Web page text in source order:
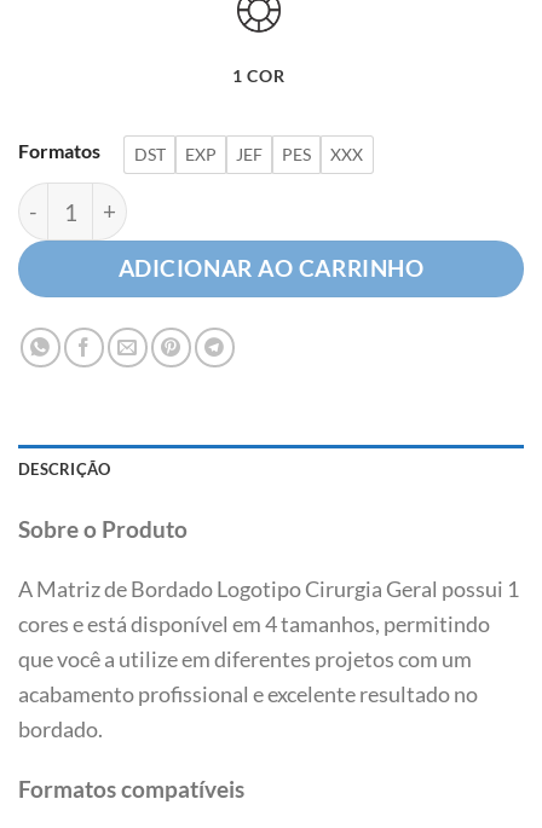
1 COR
Formatos DST EXP JEF PES XXX
Logotipo Cirurgia Geral quantidade
ADICIONAR AO CARRINHO
DESCRIÇÃO
Sobre o Produto
A Matriz de Bordado Logotipo Cirurgia Geral possui 1
cores e está disponível em 4 tamanhos, permitindo
que você a utilize em diferentes projetos com um
acabamento profissional e excelente resultado no
bordado.
Formatos compatíveis